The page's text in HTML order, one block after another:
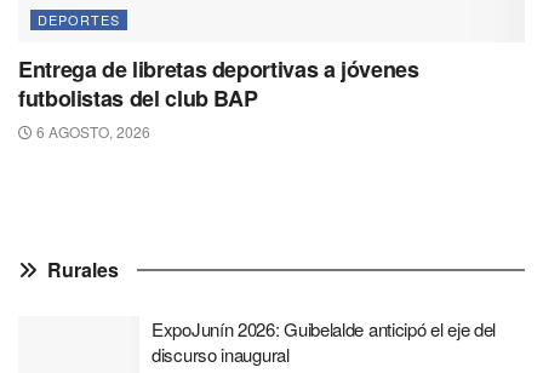
DEPORTES
Entrega de libretas deportivas a jóvenes
futbolistas del club BAP
6 AGOSTO, 2026
Rurales
ExpoJunín 2026: Guibelalde anticipó el eje del
discurso inaugural